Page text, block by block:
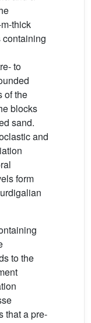
thick
to
of the
blocks
sand.
and
form
to the
that a pre-